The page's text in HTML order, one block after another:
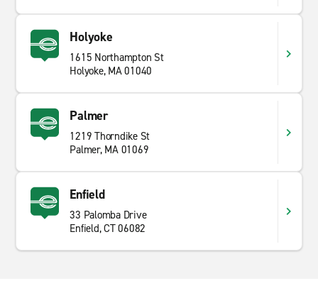
Holyoke
1615 Northampton St
Holyoke, MA 01040
Palmer
1219 Thorndike St
Palmer, MA 01069
Enfield
33 Palomba Drive
Enfield, CT 06082